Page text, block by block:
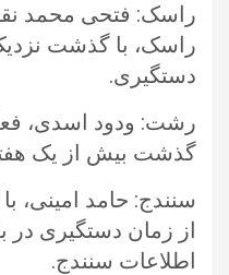
راسک: فتحی محمد
دستگیری. ‏
رشت: ودود اسدی،
گذشت بیش از یک
سنندج: حامد امینی،
از زمان دستگیری در
اطلاعات سنندج.‏